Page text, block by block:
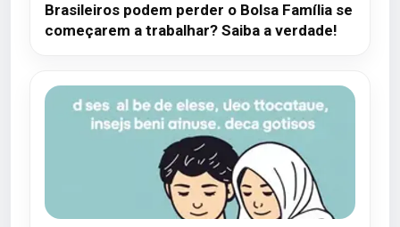
Brasileiros podem perder o Bolsa Família se
começarem a trabalhar? Saiba a verdade!